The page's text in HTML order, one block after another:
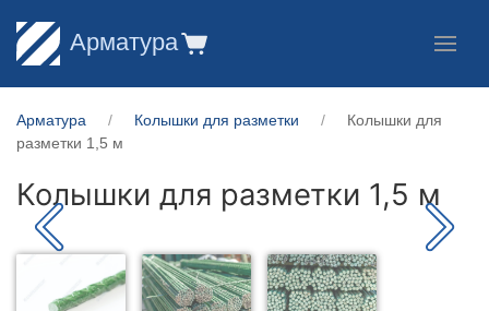
Арматура
Арматура Колышки для разметки
Колышки для
разметки 1,5 м
Колышки для разметки 1,5 м